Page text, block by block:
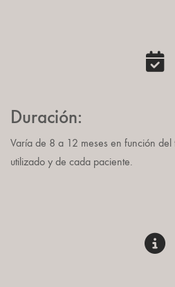
Duración:
Varía de 8 a 12 meses en función
utilizado y de cada paciente.